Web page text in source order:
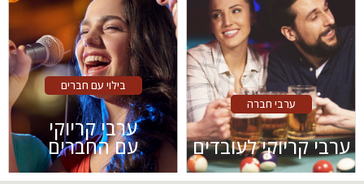
ערבי חברה
ערבי קריוקי לעובדים
בילוי עם חברים
ערבי קריוקי
עם החברים